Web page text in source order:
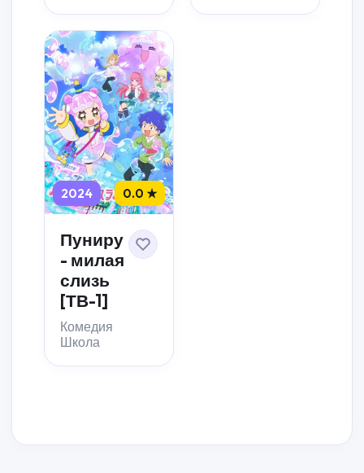
2024 0.0 ★
Пуниру
- милая
слизь
[ТВ-1]
Комедия
Школа